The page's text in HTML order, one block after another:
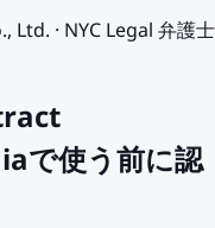
Ltd. · NYC Legal 弁護士
で使う前に認